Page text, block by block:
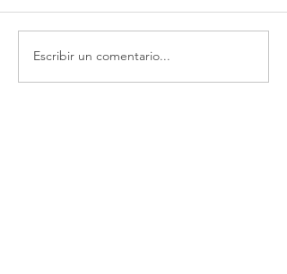
Escribir un comentario...